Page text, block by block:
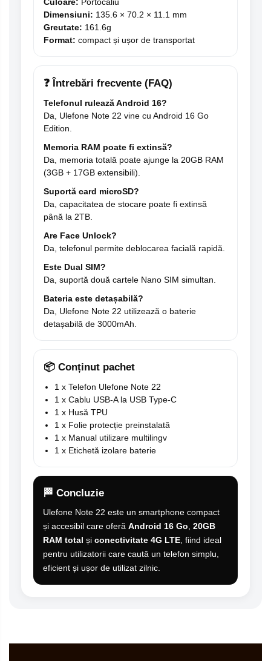
Dimensiuni: 135.6 × 70.2 × 11.1 mm
Greutate: 161.6g
Format: compact și ușor de transportat
❓ Întrebări frecvente (FAQ)
Telefonul rulează Android 16?
Da, Ulefone Note 22 vine cu Android 16 Go
Edition.
Memoria RAM poate fi extinsă?
Da, memoria totală poate ajunge la 20GB RAM
(3GB + 17GB extensibili).
Suportă card microSD?
Da, capacitatea de stocare poate fi extinsă
până la 2TB.
Are Face Unlock?
Da, telefonul permite deblocarea facială rapidă.
Este Dual SIM?
Da, suportă două cartele Nano SIM simultan.
Bateria este detașabilă?
Da, Ulefone Note 22 utilizează o baterie
detașabilă de 3000mAh.
📦 Conținut pachet
1 x Telefon Ulefone Note 22
1 x Cablu USB-A la USB Type-C
1 x Husă TPU
1 x Folie protecție preinstalată
1 x Manual utilizare multilingv
1 x Etichetă izolare baterie
🏁 Concluzie
Ulefone Note 22 este un smartphone compact
și accesibil care oferă Android 16 Go 20GB
RAM total și conectivitate 4G LTE , fiind ideal
pentru utilizatorii care caută un telefon simplu,
eficient și ușor de utilizat zilnic.